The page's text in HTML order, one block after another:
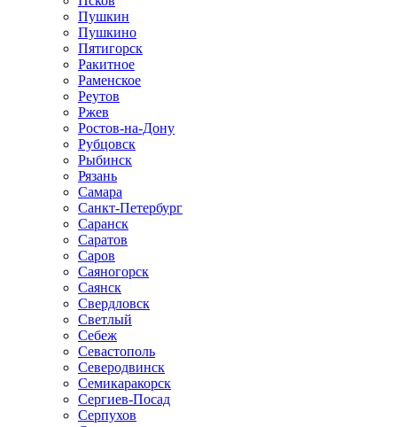
Пушкин
Пушкино
Пятигорск
Ракитное
Раменское
Реутов
Ржев
Ростов-на-Дону
Рубцовск
Рыбинск
Рязань
Самара
Санкт-Петербург
Саранск
Саратов
Саров
Саяногорск
Саянск
Свердловск
Светлый
Себеж
Севастополь
Северодвинск
Семикаракорск
Сергиев-Посад
Серпухов